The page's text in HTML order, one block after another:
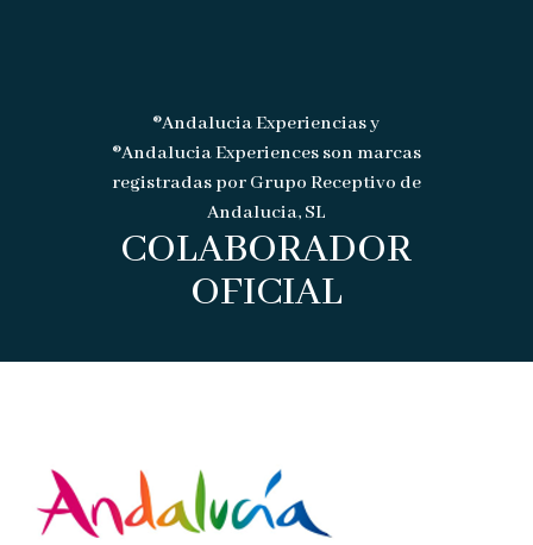
®Andalucia Experiencias y
®Andalucia Experiences son marcas
registradas por Grupo Receptivo de
Andalucia, SL
COLABORADOR
OFICIAL